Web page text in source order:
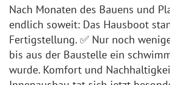
Nach Monaten des Bauens und
endlich soweit: Das Hausboot
Fertigstellung. ✅ Nur noch
bis aus der Baustelle ein
wurde. Komfort und